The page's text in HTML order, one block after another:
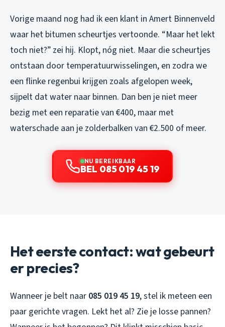
Vorige maand nog had ik een klant in Amert Binnenveld
waar het bitumen scheurtjes vertoonde. “Maar het lekt
toch niet?” zei hij. Klopt, nóg niet. Maar die scheurtjes
ontstaan door temperatuurwisselingen, en zodra we
een flinke regenbui krijgen zoals afgelopen week,
sijpelt dat water naar binnen. Dan ben je niet meer
bezig met een reparatie van €400, maar met
waterschade aan je zolderbalken van €2.500 of meer.
NU BEREIKBAAR
BEL 085 019 45 19
Het eerste contact: wat gebeurt
er precies?
Wanneer je belt naar 085 019 45 19, stel ik meteen een
paar gerichte vragen. Lekt het al? Zie je losse pannen?